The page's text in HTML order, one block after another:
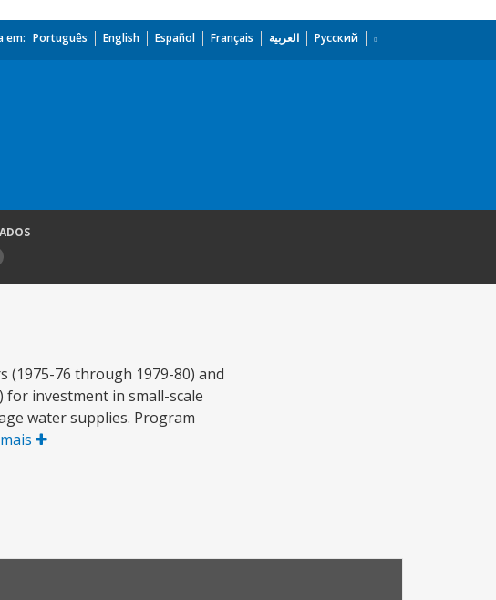
em: Português English Español Français العربية Русский
(1975-76 through 1979-80) and
for investment in small-scale
water supplies. Program